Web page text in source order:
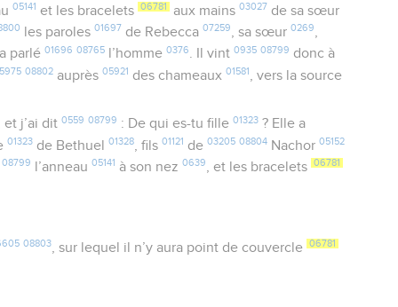
05141 et les bracelets 06781 aux mains 03027 de sa sœur
les paroles01697 de Rebecca07259, sa sœur0269,
parlé01696 08765 l’homme0376. Il vint0935 08799 donc à
08802 auprès05921 des chameaux01581 , vers la source
et j’ai dit 0559 08799 : De qui es-tu fille 01323? Elle a
01323 de Bethuel01328 , fils01121 de03205 08804 Nachor05152
08799 l’anneau05141 à son nez0639, et les bracelets 06781
08803, sur lequel il n’y aura point de couvercle 06781